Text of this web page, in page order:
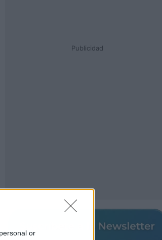
or
Publicidad